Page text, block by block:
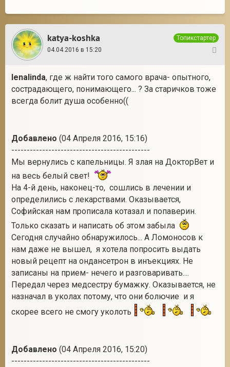
katya-koshka
Топикстартер
04.04.2016 в 15:20
lenalinda, где ж найти того самого врача- опытного,
сострадающего, понимающего... ? За старичков тоже
всегда болит душа особенно((
Добавлено (04 Апреля 2016, 15:16)
---------------------------------------------
Мы вернулись с капельницы. Я злая на ДокторВет и
на весь белый свет!
На 4-й день, наконец-то, сошлись в лечении и
определились с лекарствами. Оказывается,
Софийская нам прописала котазал и попаверин.
Только сказать и написать об этом забыла
Сегодня случайно обнаружилось... А Ломоносов к
нам даже не вышел, я хотела попросить выдать
новый рецепт на ондансетрон в инъекциях. Не
записаны на прием- нечего и разговаривать....
Передал через медсестру бумажку. Оказывается, не
назначал в уколах потому, что они болючие и я
скорее всего не смогу уколоть
Добавлено (04 Апреля 2016, 15:20)
---------------------------------------------